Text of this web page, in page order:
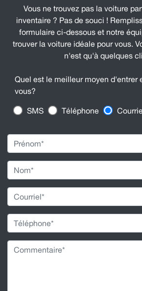
Vous ne trouvez pas la voiture
inventaire ? Pas de souci !
formulaire ci-dessous et notre
trouver la voiture idéale pour vous.
n'est qu'à quelques
Quel est le meilleur moyen d'entrer
vous?
SMS Téléphone